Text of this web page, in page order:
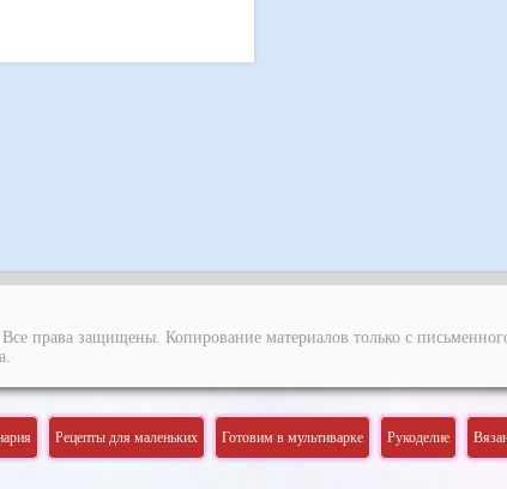
права защищены. Копирование материалов только с
Рецепты для маленьких Готовим в мультиварке Рукоделие